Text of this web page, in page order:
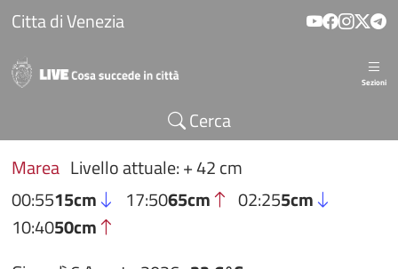
Salta al contenuto principale
Citta di Venezia
Sezioni
Cerca
Marea Livello attuale: + 42 cm
00:5515cm 17:5065cm 02:255cm
10:4050cm